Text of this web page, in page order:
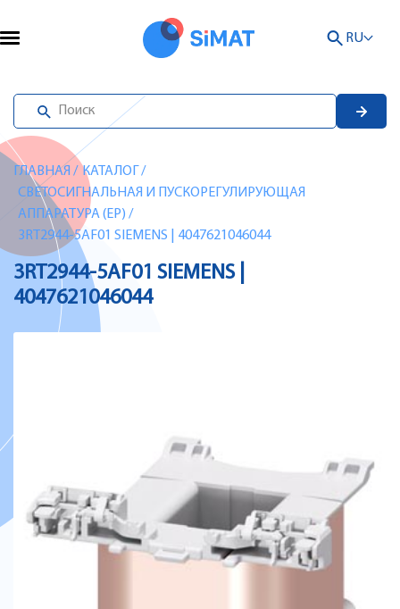
RU
ГЛАВНАЯ / КАТАЛОГ /
СВЕТОСИГНАЛЬНАЯ И ПУСКОРЕГУЛИРУЮЩАЯ
АППАРАТУРА (EP) /
3RT2944-5AF01 SIEMENS | 4047621046044
3RT2944-5AF01 SIEMENS |
4047621046044